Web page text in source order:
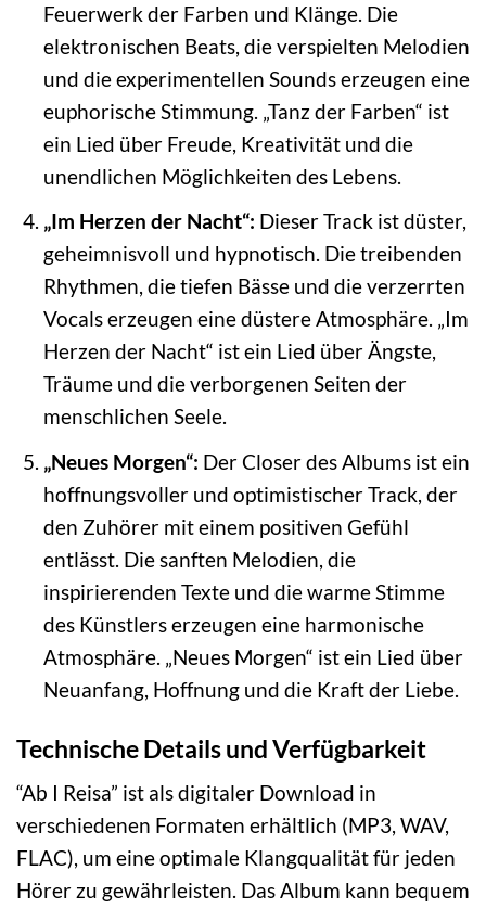
Feuerwerk der Farben und Klänge. Die
elektronischen Beats, die verspielten Melodien
und die experimentellen Sounds erzeugen eine
euphorische Stimmung. „Tanz der Farben“ ist
ein Lied über Freude, Kreativität und die
unendlichen Möglichkeiten des Lebens.
„Im Herzen der Nacht“: Dieser Track ist düster,
geheimnisvoll und hypnotisch. Die treibenden
Rhythmen, die tiefen Bässe und die verzerrten
Vocals erzeugen eine düstere Atmosphäre. „Im
Herzen der Nacht“ ist ein Lied über Ängste,
Träume und die verborgenen Seiten der
menschlichen Seele.
„Neues Morgen“: Der Closer des Albums ist ein
hoffnungsvoller und optimistischer Track, der
den Zuhörer mit einem positiven Gefühl
entlässt. Die sanften Melodien, die
inspirierenden Texte und die warme Stimme
des Künstlers erzeugen eine harmonische
Atmosphäre. „Neues Morgen“ ist ein Lied über
Neuanfang, Hoffnung und die Kraft der Liebe.
Technische Details und Verfügbarkeit
“Ab I Reisa” ist als digitaler Download in
verschiedenen Formaten erhältlich (MP3, WAV,
FLAC), um eine optimale Klangqualität für jeden
Hörer zu gewährleisten. Das Album kann bequem